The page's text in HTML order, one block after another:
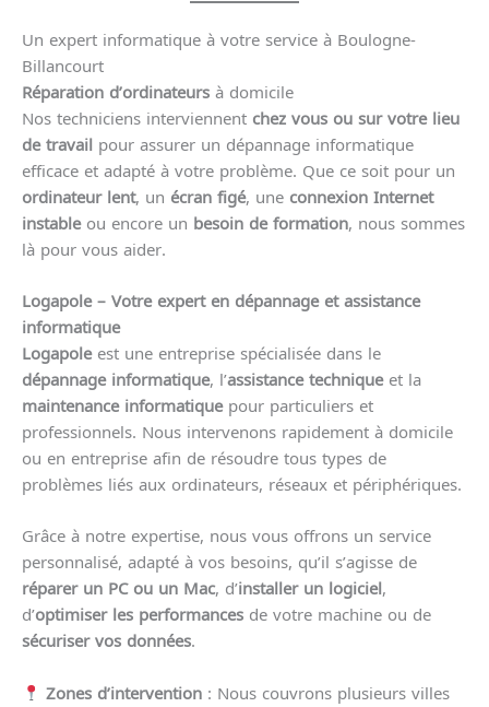
Un expert informatique à votre service à Boulogne-
Billancourt
Réparation d’ordinateurs à domicile
Nos techniciens interviennent chez vous ou sur votre lieu
de travail pour assurer un dépannage informatique
efficace et adapté à votre problème. Que ce soit pour un
ordinateur lent, un écran figé, une connexion Internet
instableou encore un besoin de formation , nous sommes
là pour vous aider.
Logapole – Votre expert en dépannage et assistance
informatique
Logapoleest une entreprise spécialisée dans le
dépannage informatique, l’assistance techniqueet la
maintenance informatiquepour particuliers et
professionnels. Nous intervenons rapidement à domicile
ou en entreprise afin de résoudre tous types de
problèmes liés aux ordinateurs, réseaux et périphériques.
Grâce à notre expertise, nous vous offrons un service
personnalisé, adapté à vos besoins, qu’il s’agisse de
réparer un PC ou un Mac , d’installer un logiciel
d’optimiser les performances de votre machine ou de
sécuriser vos données
Zones d’intervention: Nous couvrons plusieurs villes